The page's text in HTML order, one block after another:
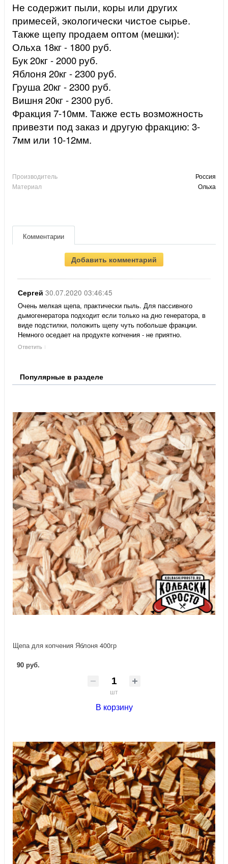
Не содержит пыли, коры или других
примесей, экологически чистое сырье.
Также щепу продаем оптом (мешки):
Ольха 18кг - 1800 руб.
Бук 20кг - 2000 руб.
Яблоня 20кг - 2300 руб.
Груша 20кг - 2300 руб.
Вишня 20кг - 2300 руб.
Фракция 7-10мм. Также есть возможность
привезти под заказ и другую фракцию: 3-
7мм или 10-12мм.
Производитель
Россия
Материал
Ольха
Комментарии
Добавить комментарий
Сергей 30.07.2020 03:46:45
Очень мелкая щепа, практически пыль. Для пассивного
дымогенератора подходит если только на дно генератора, в
виде подстилки, положить щепу чуть побольше фракции.
Немного оседает на продукте копчения - не приятно.
Ответить
Популярные в разделе
Щепа для копчения Яблоня 400гр
90 руб.
шт
В корзину